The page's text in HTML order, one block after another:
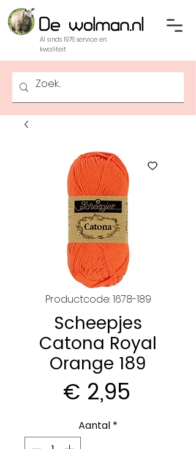
Al sinds 1976 service en
kwaliteit
Productcode: 1678-189
Scheepjes
Catona Royal
Orange 189
€ 2,95
Aantal *